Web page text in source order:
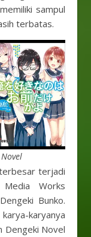
sampul
terbatas.
terjadi
Works
Bunko.
karyanya
Dengeki Novel